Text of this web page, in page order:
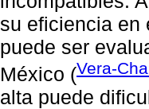
su eficiencia en
puede ser
México (Vera-
alta puede